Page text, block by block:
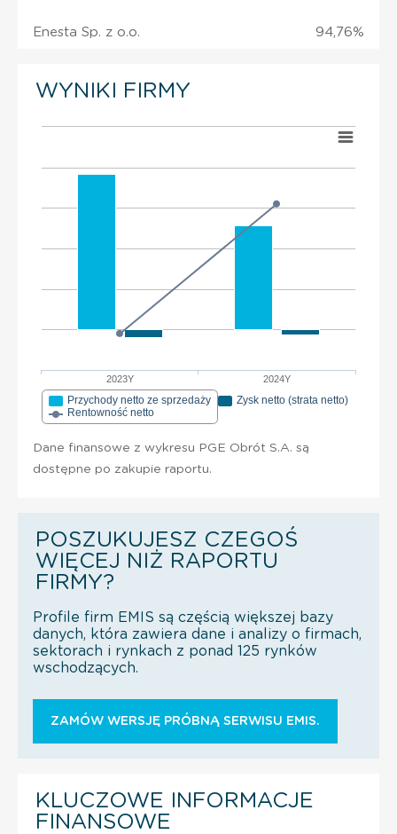
Enesta Sp. z o.o. 94,76%
WYNIKI FIRMY
2023Y 2024Y
Przychody netto ze sprzedaży
Zysk netto (strata netto)
Rentowność netto
Dane finansowe z wykresu PGE Obrót S.A. są
dostępne po zakupie raportu.
POSZUKUJESZ CZEGOŚ
WIĘCEJ NIŻ RAPORTU
FIRMY?
Profile firm EMIS są częścią większej bazy
danych, która zawiera dane i analizy o firmach,
sektorach i rynkach z ponad 125 rynków
wschodzących.
ZAMÓW WERSJĘ PRÓBNĄ SERWISU EMIS.
KLUCZOWE INFORMACJE
FINANSOWE